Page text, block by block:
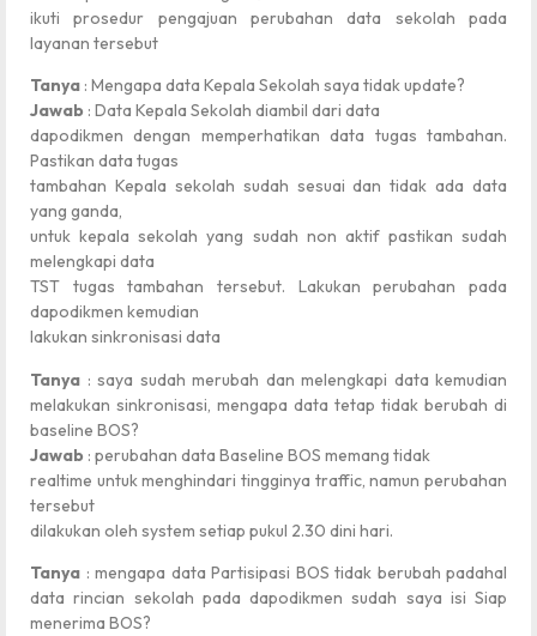
ikuti prosedur pengajuan perubahan data sekolah pada
layanan tersebut
Tanya : Mengapa data Kepala Sekolah saya tidak update?
Jawab : Data Kepala Sekolah diambil dari data
dapodikmen dengan memperhatikan data tugas tambahan.
Pastikan data tugas
tambahan Kepala sekolah sudah sesuai dan tidak ada data
yang ganda,
untuk kepala sekolah yang sudah non aktif pastikan sudah
melengkapi data
TST tugas tambahan tersebut. Lakukan perubahan pada
dapodikmen kemudian
lakukan sinkronisasi data
Tanya : saya sudah merubah dan melengkapi data kemudian
melakukan sinkronisasi, mengapa data tetap tidak berubah di
baseline BOS?
Jawab : perubahan data Baseline BOS memang tidak
realtime untuk menghindari tingginya traffic, namun perubahan
tersebut
dilakukan oleh system setiap pukul 2.30 dini hari.
Tanya : mengapa data Partisipasi BOS tidak berubah padahal
data rincian sekolah pada dapodikmen sudah saya isi Siap
menerima BOS?